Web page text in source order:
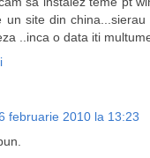
un site din
..inca o data iti
februarie 2010 la 13:23